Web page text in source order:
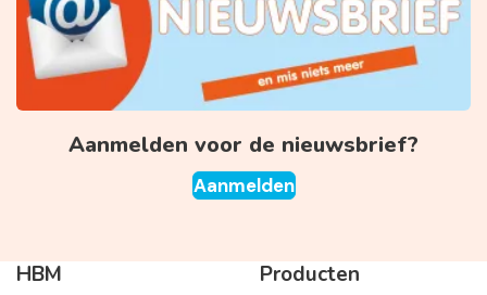
Aanmelden voor de nieuwsbrief?
Aanmelden
HBM Producten